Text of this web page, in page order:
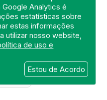
Analytics é
estatísticas sobre
estas informações
utilizar nosso website,
de uso e
Estou de Acordo
Hospital
MÉDICO